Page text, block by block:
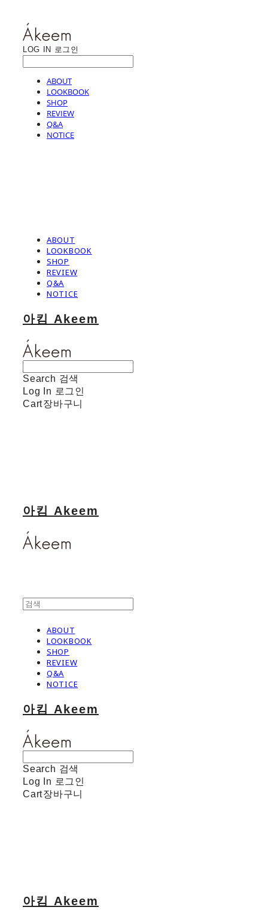
LOG IN 로그인
ABOUT
LOOKBOOK
SHOP
REVIEW
Q&A
NOTICE
ABOUT
LOOKBOOK
SHOP
REVIEW
Q&A
NOTICE
아킴 Akeem
Search 검색
Log In 로그인
Cart장바구니
아킴 Akeem
ABOUT
LOOKBOOK
SHOP
REVIEW
Q&A
NOTICE
아킴 Akeem
Search 검색
Log In 로그인
Cart장바구니
아킴 Akeem